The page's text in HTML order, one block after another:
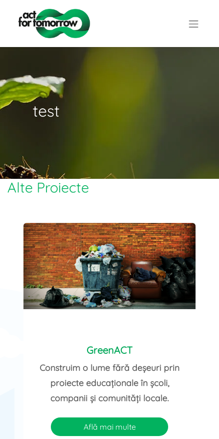
test
Alte Proiecte
GreenACT
Construim o lume fără deșeuri prin
proiecte educaționale în școli,
companii și comunități locale.
Află mai multe